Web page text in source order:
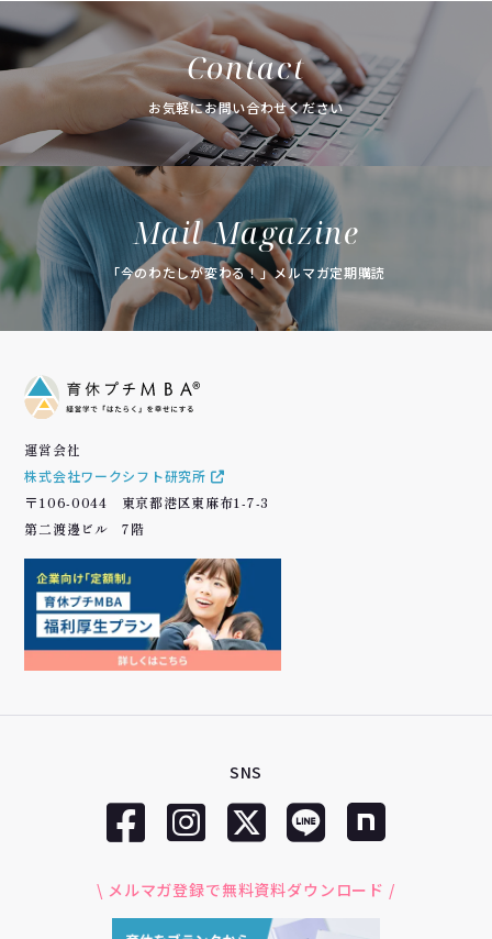
Contact
お気軽にお問い合わせください
Mail Magazine
「今のわたしが変わる！」メルマガ定期購読
運営会社
株式会社ワークシフト研究所
〒106-0044 東京都港区東麻布1-7-3
第二渡邊ビル 7階
SNS
\ メルマガ登録で無料資料ダウンロード /